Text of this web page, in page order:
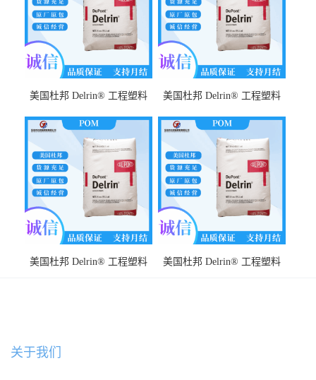
美国杜邦 Delrin® 工程塑料
学性 高流动性 耐磨 耐高温
美国杜邦 Delrin® 工程塑料
耐化学性 耐冲击性
美国杜邦 Delrin® 工程塑料
美国杜邦 Delrin® 工程塑料
关于我们